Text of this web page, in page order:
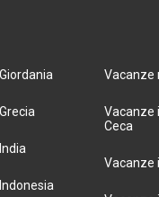
Vacanze
Vacanze
Ceca
Vacanze